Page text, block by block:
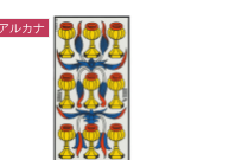
ルカナ